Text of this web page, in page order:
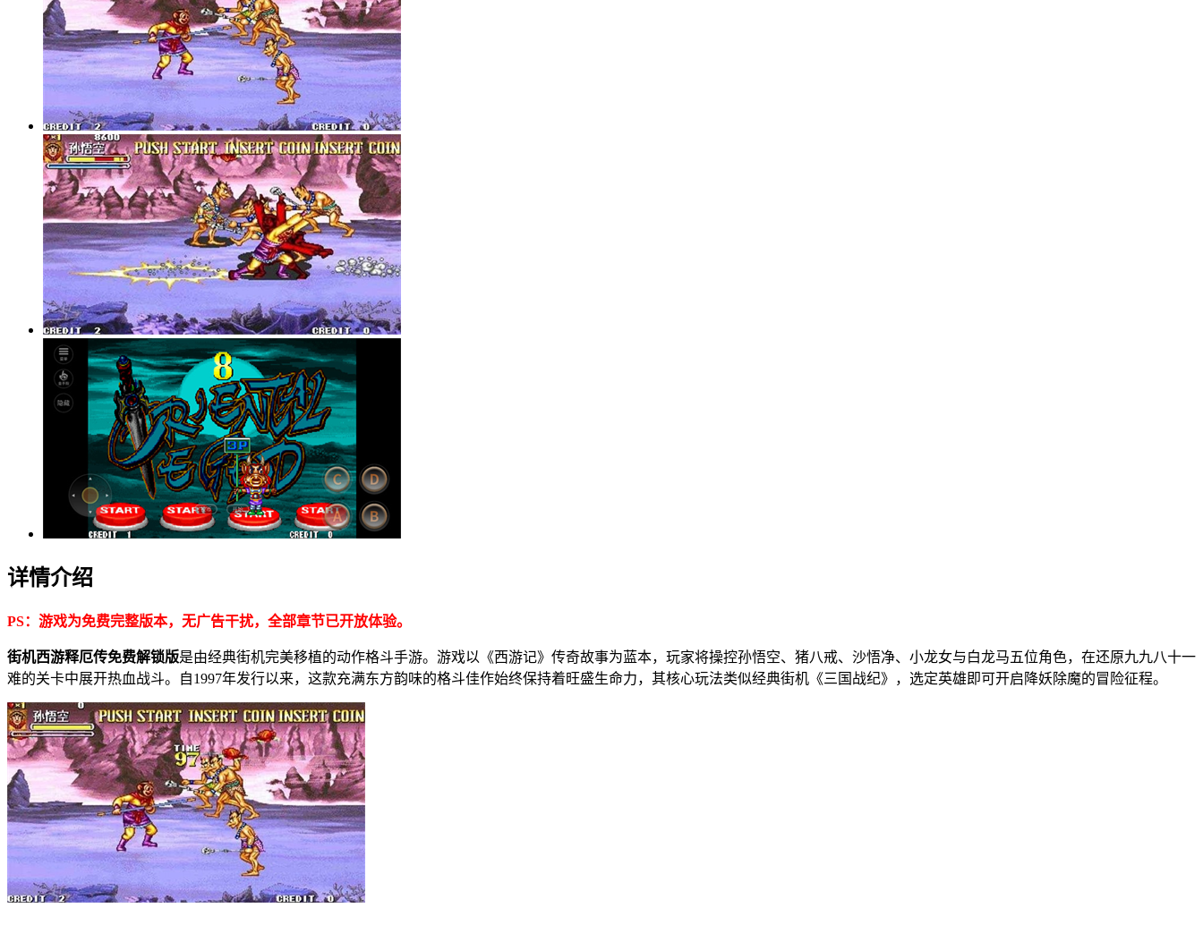
详情介绍
PS：游戏为免费完整版本，无广告干扰，全部章节已开放体验。
街机西游释厄传免费解锁版是由经典街机完美移植的动作格斗手游。游戏以《西游记》传奇故事为蓝本，玩家将操控孙悟空、猪八戒、沙悟净、小龙女与白龙马五位角色，在还原九九八十一
难的关卡中展开热血战斗。自1997年发行以来，这款充满东方韵味的格斗佳作始终保持着旺盛生命力，其核心玩法类似经典街机《三国战纪》，选定英雄即可开启降妖除魔的冒险征程。